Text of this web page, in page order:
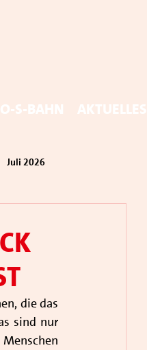
S-Bahn Aktuelles
Juli 2026
die das
sind nur